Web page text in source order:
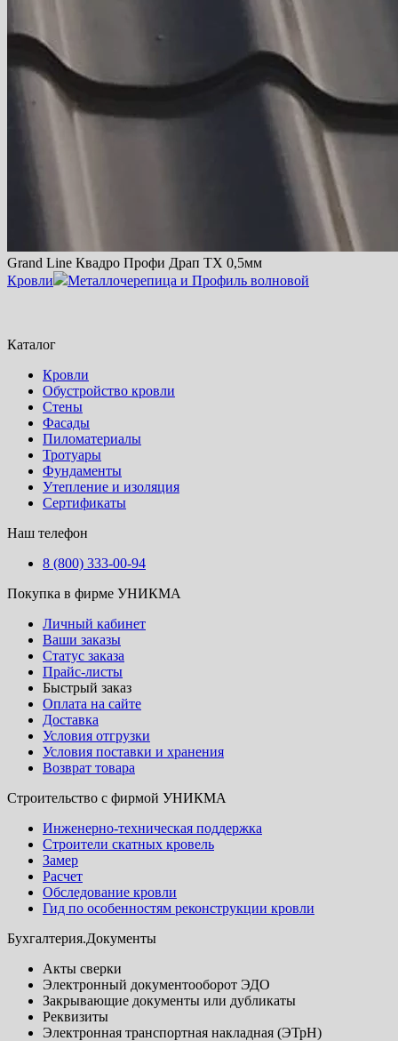
Grand Line Квадро Профи Драп TX 0,5мм
Кровли
Металлочерепица и Профиль волновой
Каталог
Кровли
Обустройство кровли
Стены
Фасады
Пиломатериалы
Тротуары
Фундаменты
Утепление и изоляция
Сертификаты
Наш телефон
8 (800) 333-00-94
Покупка в фирме УНИКМА
Личный кабинет
Ваши заказы
Статус заказа
Прайс-листы
Быстрый заказ
Оплата на сайте
Доставка
Условия отгрузки
Условия поставки и хранения
Возврат товара
Строительство с фирмой УНИКМА
Инженерно-техническая поддержка
Строители скатных кровель
Замер
Расчет
Обследование кровли
Гид по особенностям реконструкции кровли
Бухгалтерия.Документы
Акты сверки
Электронный документооборот ЭДО
Закрывающие документы или дубликаты
Реквизиты
Электронная транспортная накладная (ЭТрН)